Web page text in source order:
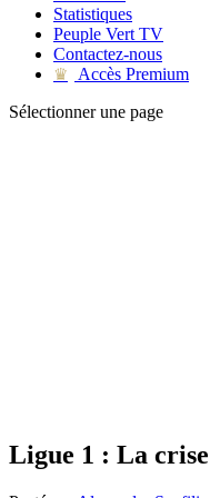
Statistiques
Peuple Vert TV
Contactez-nous
♛
Accès Premium
Sélectionner une page
Ligue 1 : La